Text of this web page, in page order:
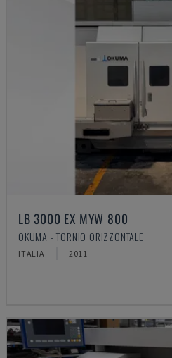
LB 3000 EX MYW 800
OKUMA - TORNIO ORIZZONTALE
ITALIA 2011